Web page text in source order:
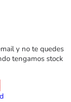
y no te quedes
tengamos stock